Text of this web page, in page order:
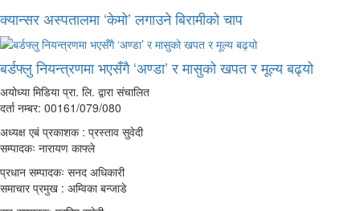
क्यान्सर अस्पतालमा ‘केमो’ लगाउने बिरामीको चाप
बर्डफ्लु नियन्त्रणमा भएसँगै ‘अण्डा’ र मासुको खपत र मूल्य बढ्यो
अयोध्या मिडिया प्रा. लि. द्वारा संचालित
दर्ता नम्बर: 00161/079/080
अध्यक्ष एबं प्रकाशक : प्रस्ताव सुवेदी
सम्पादकः नारायण काफ्ले
प्रधान सम्पादकः सनद अधिकारी
समाचार प्रमुख : अम्विका बन्जाडे